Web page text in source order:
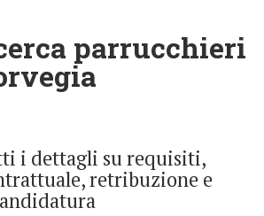
parrucchieri
i dettagli su requisiti,
retribuzione e